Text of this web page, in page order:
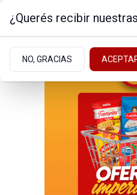
¿Querés recibir
NO, GRACIAS